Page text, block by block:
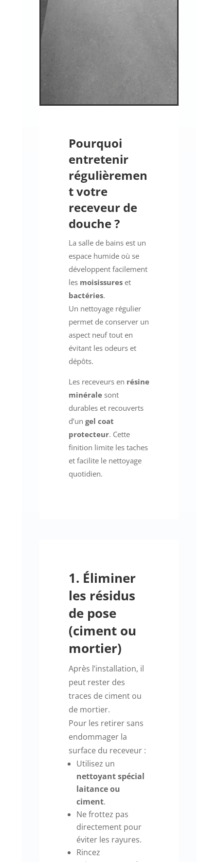
Pourquoi
entretenir
régulièremen
t votre
receveur de
douche ?
La salle de bains est un
espace humide où se
développent facilement
les moisissureset
bactéries.
Un nettoyage régulier
permet de conserver un
aspect neuf tout en
évitant les odeurs et
dépôts.
Les receveurs en résine
minéralesont
durables et recouverts
d’un gel coat
protecteur. Cette
finition limite les taches
et facilite le nettoyage
quotidien.
1. Éliminer
les résidus
de pose
(ciment ou
mortier)
Après l’installation, il
peut rester des
traces de ciment ou
de mortier.
Pour les retirer sans
endommager la
surface du receveur :
Utilisez un
nettoyant spécial
laitance ou
ciment.
Ne frottez pas
directement pour
éviter les rayures.
Rincez